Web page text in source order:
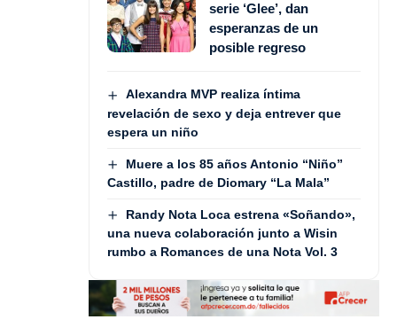
serie ‘Glee’, dan
esperanzas de un
posible regreso
Alexandra MVP realiza íntima
revelación de sexo y deja entrever que
espera un niño
Muere a los 85 años Antonio “Niño”
Castillo, padre de Diomary “La Mala”
Randy Nota Loca estrena «Soñando»,
una nueva colaboración junto a Wisin
rumbo a Romances de una Nota Vol. 3